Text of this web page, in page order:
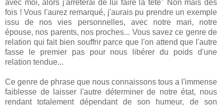
avec moi, alors j'arrêterai de lui faire la tête" Non mais dès
fois ! Vous l'aurez remarqué, j'aurais pu prendre un exemple
issu de nos vies personnelles, avec notre mari, notre
épouse, nos parents, nos proches... Vous savez ce genre de
relation qui fait bien souffrir parce que l'on attend que l'autre
fasse le premier pas pour nous libérer du poids d'une
relation tendue...
Ce genre de phrase que nous connaissons tous a l'immense
faiblesse de laisser l'autre déterminer de notre état, nous
rendant totalement dépendant de son humeur, de son